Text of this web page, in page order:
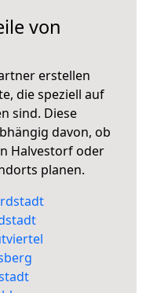
von
erstellen
die speziell auf
sind. Diese
davon, ob
Halvestorf oder
planen.